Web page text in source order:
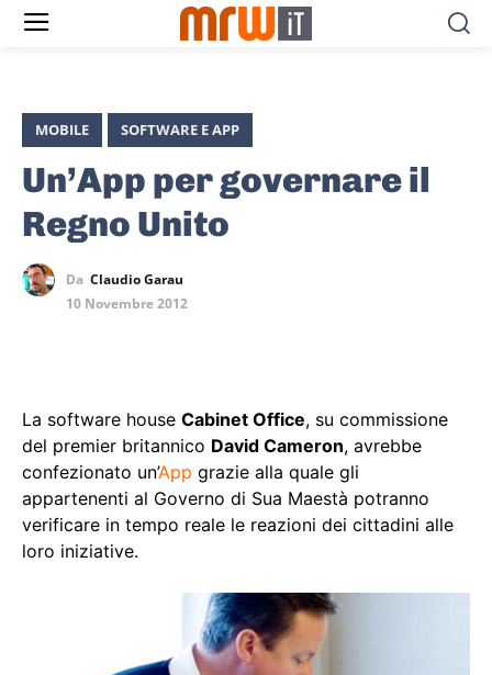
MOBILE SOFTWARE E APP
Un’App per governare il
Regno Unito
Da Claudio Garau
10 Novembre 2012
La software house Cabinet Office, su commissione
del premier britannico David Cameron, avrebbe
confezionato un’App grazie alla quale gli
appartenenti al Governo di Sua Maestà potranno
verificare in tempo reale le reazioni dei cittadini alle
loro iniziative.